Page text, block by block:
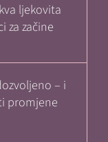
ljekovita
za začine
– i
promjene